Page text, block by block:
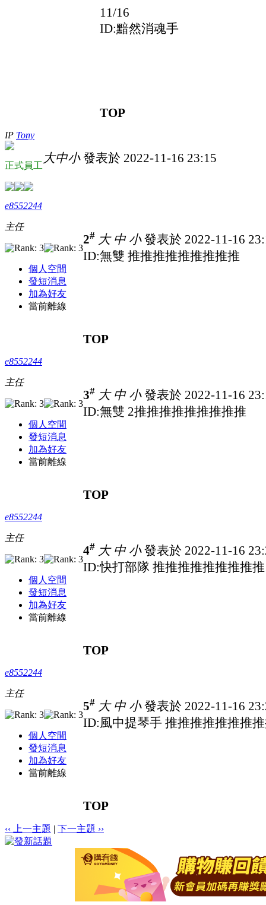
11/16
ID:黯然消魂手
TOP
IP Tony
正式員工
大中小發表於 2022-11-16 23:15
e8552244
主任
個人空間
發短消息
加為好友
當前離線
2# 大 中 小發表於 2022-11-16
ID:無雙 推推推推推推推推推
TOP
e8552244
主任
個人空間
發短消息
加為好友
當前離線
3# 大 中 小發表於 2022-11-16
ID:無雙 2推推推推推推推推推
TOP
e8552244
主任
個人空間
發短消息
加為好友
當前離線
4# 大 中 小發表於 2022-11-16
ID:快打部隊 推推推推推推推推推
TOP
e8552244
主任
個人空間
發短消息
加為好友
當前離線
5# 大 中 小發表於 2022-11-16
ID:風中提琴手 推推推推推推推
TOP
‹‹ 上一主題 | 下一主題 ››